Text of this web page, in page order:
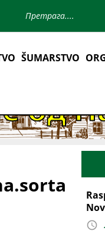
ŠUMARSTVO